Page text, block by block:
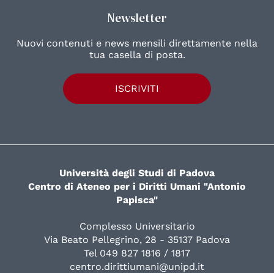
Newsletter
Nuovi contenuti e news mensili direttamente nella
tua casella di posta.
ISCRIVITI
Università degli Studi di Padova
Centro di Ateneo per i Diritti Umani "Antonio
Papisca"
Complesso Universitario
Via Beato Pellegrino, 28 - 35137 Padova
Tel 049 827 1816 / 1817
centro.dirittiumani@unipd.it